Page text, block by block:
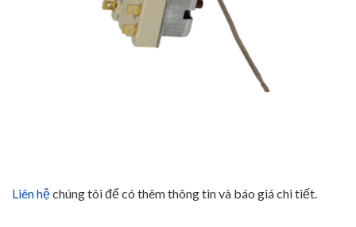
Liên hệchúng tôi để có thêm thông tin và báo giá chi tiết.